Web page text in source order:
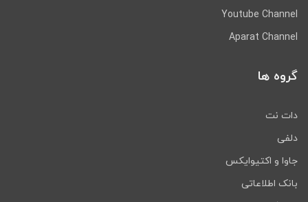
Youtube Channel
Aparat Channel
گروه ها
دات نت
دلفی
جاوا و اکتیوایکس
بانک اطلاعاتی